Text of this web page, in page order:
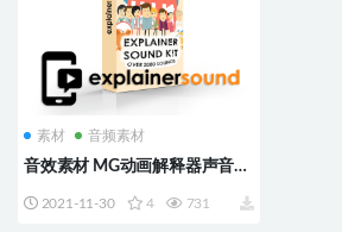
素材 音频素材
音效素材 MG动画解释器声音效
library
2021-11-30 4 731